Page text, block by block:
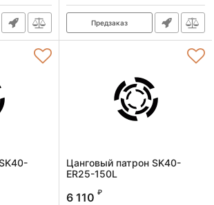
Предзаказ
Цанговый патрон SK40-
ER25-150L
Артикул:
6 110 ₽